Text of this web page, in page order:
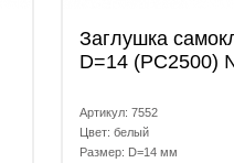
Заглушка
D=14 (РС2500)
Артикул: 7552
Цвет: белый
Размер: D=14 мм